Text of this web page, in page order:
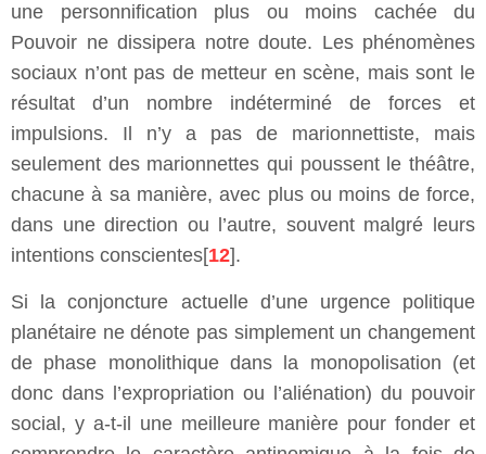
une personnification plus ou moins cachée du
Pouvoir ne dissipera notre doute. Les phénomènes
sociaux n’ont pas de metteur en scène, mais sont le
résultat d’un nombre indéterminé de forces et
impulsions. Il n’y a pas de marionnettiste, mais
seulement des marionnettes qui poussent le théâtre,
chacune à sa manière, avec plus ou moins de force,
dans une direction ou l’autre, souvent malgré leurs
intentions conscientes[12].
Si la conjoncture actuelle d’une urgence politique
planétaire ne dénote pas simplement un changement
de phase monolithique dans la monopolisation (et
donc dans l’expropriation ou l’aliénation) du pouvoir
social, y a-t-il une meilleure manière pour fonder et